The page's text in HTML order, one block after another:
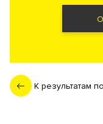
К результатам